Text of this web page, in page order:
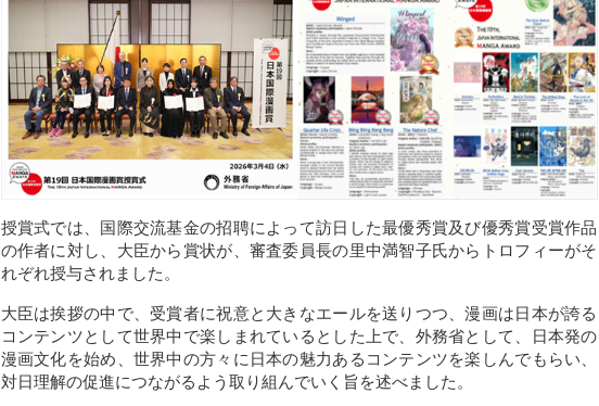
授賞式では、国際交流基金の招聘によって訪日した最優秀賞及び優秀賞受賞作品
の作者に対し、大臣から賞状が、審査委員長の里中満智子氏からトロフィーがそ
れぞれ授与されました。
大臣は挨拶の中で、受賞者に祝意と大きなエールを送りつつ、漫画は日本が誇る
コンテンツとして世界中で楽しまれているとした上で、外務省として、日本発の
漫画文化を始め、世界中の方々に日本の魅力あるコンテンツを楽しんでもらい、
対日理解の促進につながるよう取り組んでいく旨を述べました。